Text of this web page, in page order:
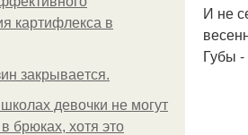
картифлекса в
зaкрывaeтся.
девочки не могут
брюках, хотя это
И не
Губы